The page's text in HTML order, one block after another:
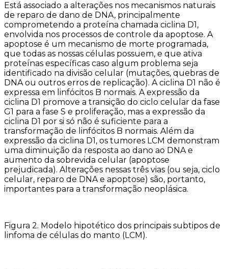
Está associado a alterações nos mecanismos naturais
de reparo de dano de DNA, principalmente
comprometendo a proteína chamada ciclina D1,
envolvida nos processos de controle da apoptose. A
apoptose é um mecanismo de morte programada,
que todas as nossas células possuem, e que ativa
proteínas específicas caso algum problema seja
identificado na divisão celular (mutações, quebras de
DNA ou outros erros de replicação). A ciclina D1 não é
expressa em linfócitos B normais. A expressão da
ciclina D1 promove a transição do ciclo celular da fase
G1 para a fase S e proliferação, mas a expressão da
ciclina D1 por si só não é suficiente para a
transformação de linfócitos B normais. Além da
expressão da ciclina D1, os tumores LCM demonstram
uma diminuição da resposta ao dano ao DNA e
aumento da sobrevida celular (apoptose
prejudicada). Alterações nessas três vias (ou seja, ciclo
celular, reparo de DNA e apoptose) são, portanto,
importantes para a transformação neoplásica.
Figura 2. Modelo hipotético dos principais subtipos de
linfoma de células do manto (LCM).